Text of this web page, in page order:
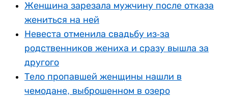
Женщина зарезала мужчину после отказа
жениться на ней
Невеста отменила свадьбу из-за
родственников жениха и сразу вышла за
другого
Тело пропавшей женщины нашли в
чемодане, выброшенном в озеро